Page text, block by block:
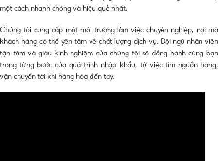
một cách nhanh chóng và hiệu quả nhất.
Chúng tôi cung cấp một môi trường làm việc chuyên nghiệp, nơi mà
khách hàng có thể yên tâm về chất lượng dịch vụ. Đội ngũ nhân viên
tận tâm và giàu kinh nghiệm của chúng tôi sẽ đồng hành cùng bạn
trong từng bước của quá trình nhập khẩu, từ việc tìm nguồn hàng,
vận chuyển tới khi hàng hóa đến tay.